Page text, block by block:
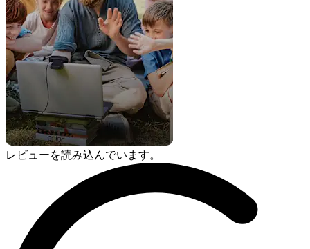
レビューを読み込んでいます。